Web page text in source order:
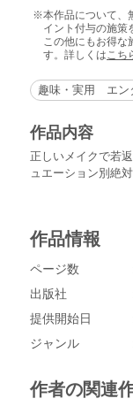
本作品について、
イント付与の施策
この他にもお得な
す。詳しくはこち
趣味・実用 エン
作品内容
正しいメイクで若
ュエーション別絶
作品情報
ページ数
出版社
提供開始日
ジャンル
作者の関連